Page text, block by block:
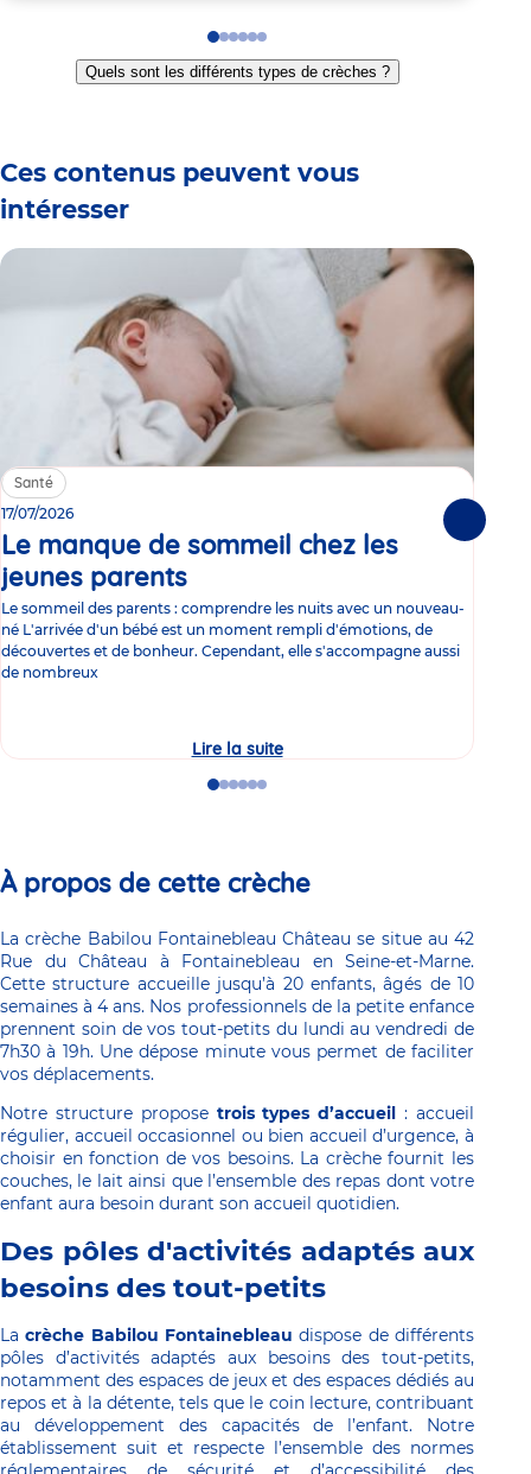
Go
to
slide
Go
to
slide
Go
to
slide
Go
to
slide
Go
to
slide
Go
to
slide
Quels sont les différents types de crèches ?
Ces contenus peuvent vous
intéresser
Santé
17/07/2026
Le manque de sommeil chez les
jeunes parents
Le sommeil des parents : comprendre les nuits avec un nouveau-
né L'arrivée d'un bébé est un moment rempli d'émotions, de
découvertes et de bonheur. Cependant, elle s'accompagne aussi
de nombreux
Lire la suiteLe
parents
GoGoGoGo
GoGo
À propos de cette crèche
La crèche Babilou Fontainebleau Château se situe au 42
Rue du Château à Fontainebleau en Seine-et-Marne.
Cette structure accueille jusqu’à 20 enfants, âgés de 10
semaines à 4 ans. Nos professionnels de la petite enfance
prennent soin de vos tout-petits du lundi au vendredi de
7h30 à 19h. Une dépose minute vous permet de faciliter
vos déplacements.
Notre structure propose trois types d’accueil : accueil
régulier, accueil occasionnel ou bien accueil d’urgence, à
choisir en fonction de vos besoins. La crèche fournit les
couches, le lait ainsi que l’ensemble des repas dont votre
enfant aura besoin durant son accueil quotidien.
Des pôles d'activités adaptés aux
besoins des tout-petits
La crèche Babilou Fontainebleau dispose de différents
pôles d’activités adaptés aux besoins des tout-petits,
notamment des espaces de jeux et des espaces dédiés au
repos et à la détente, tels que le coin lecture, contribuant
au développement des capacités de l’enfant. Notre
établissement suit et respecte l’ensemble des normes